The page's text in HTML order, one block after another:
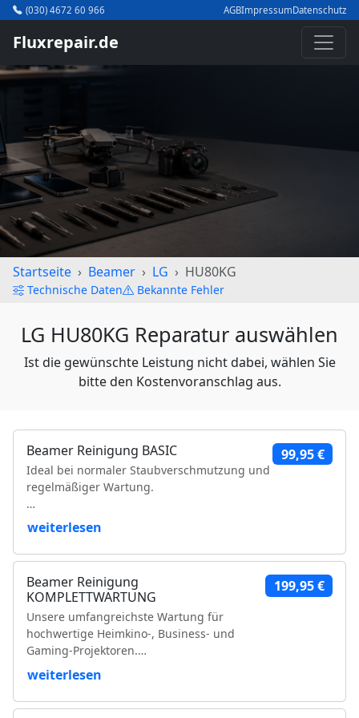
(030) 4672 60 966 AGBImpressumDatenschutz
Fluxrepair.de
Startseite Beamer LG HU80KG
Technische Daten Bekannte Fehler
LG HU80KG Reparatur auswählen
Ist die gewünschte Leistung nicht dabei, wählen Sie
bitte den Kostenvoranschlag aus.
Beamer Reinigung BASIC
Ideal bei normaler Staubverschmutzung und
regelmäßiger Wartung.
Leistungsumfang:
Reinigung der Luftfilter und Gehäuseteile
Reinigung der Kühlkörper
Objektivreinigung
Entfernung loser Staubablagerungen im
Geräteinneren
Prüfung der Bildqualität
Funktionsprüfung
weiterlesen
99,95 €
Beamer Reinigung
KOMPLETTWARTUNG
Unsere umfangreichste Wartung für
hochwertige Heimkino-, Business- und
Gaming-Projektoren.
Leistungsumfang:
weiterlesen
199,95 €